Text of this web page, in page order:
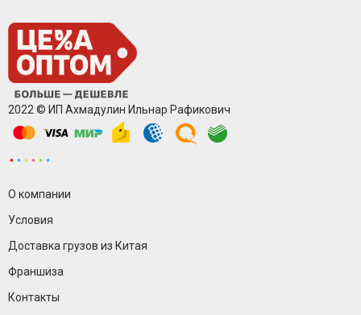
2022 © ИП Ахмадулин Ильнар Рафикович
О компании
Условия
Доставка грузов из Китая
Франшиза
Контакты